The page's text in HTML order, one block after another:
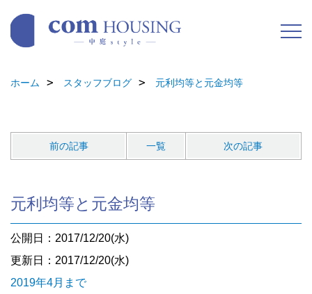
ホーム スタッフブログ 元利均等と元金均等
前の記事 一覧 次の記事
元利均等と元金均等
公開日：2017/12/20(水)
更新日：2017/12/20(水)
2019年4月まで